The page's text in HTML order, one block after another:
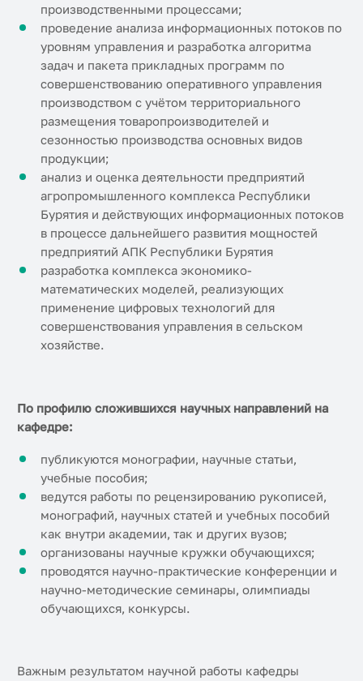
производственными процессами;
проведение анализа информационных потоков по
уровням управления и разработка алгоритма
задач и пакета прикладных программ по
совершенствованию оперативного управления
производством с учётом территориального
размещения товаропроизводителей и
сезонностью производства основных видов
продукции;
анализ и оценка деятельности предприятий
агропромышленного комплекса Республики
Бурятия и действующих информационных потоков
в процессе дальнейшего развития мощностей
предприятий АПК Республики Бурятия
разработка комплекса экономико-
математических моделей, реализующих
применение цифровых технологий для
совершенствования управления в сельском
хозяйстве.
По профилю сложившихся научных направлений на
кафедре:
публикуются монографии, научные статьи,
учебные пособия;
ведутся работы по рецензированию рукописей,
монографий, научных статей и учебных пособий
как внутри академии, так и других вузов;
организованы научные кружки обучающихся;
проводятся научно-практические конференции и
научно-методические семинары, олимпиады
обучающихся, конкурсы.
Важным результатом научной работы кафедры